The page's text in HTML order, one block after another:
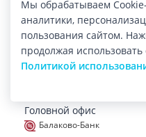
Город:Балаково
Головной офис
Балаково-Банк
Мы обрабатываем
аналитики,
пользования сайтом.
продолжая
Политикой